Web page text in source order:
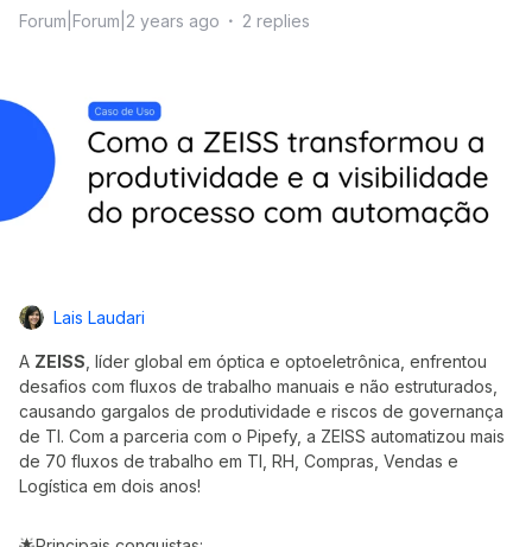
Forum|Forum|2 years ago 2 replies
Lais Laudari
A ZEISS , líder global em óptica e optoeletrônica, enfrentou
desafios com fluxos de trabalho manuais e não estruturados,
causando gargalos de produtividade e riscos de governança
de TI. Com a parceria com o Pipefy, a ZEISS automatizou mais
de 70 fluxos de trabalho em TI, RH, Compras, Vendas e
Logística em dois anos!